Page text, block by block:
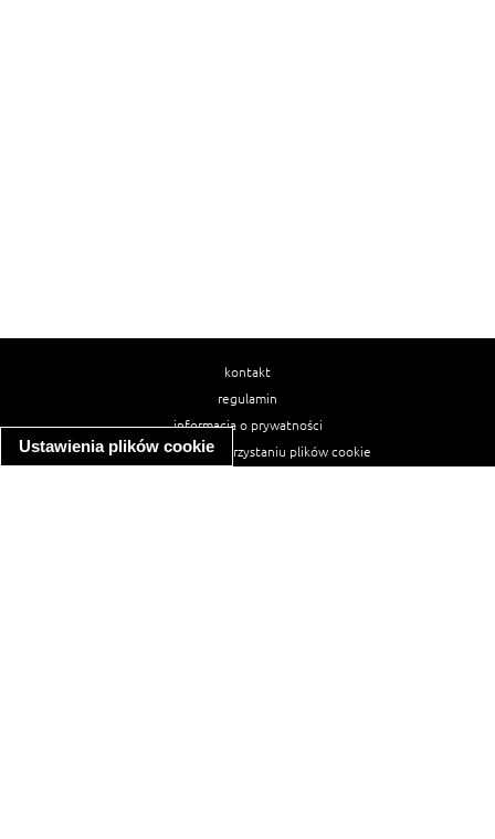
Ustawienia plików cookie
kontakt
regulamin
informacja o prywatności
informacja o wykorzystaniu plików cookie